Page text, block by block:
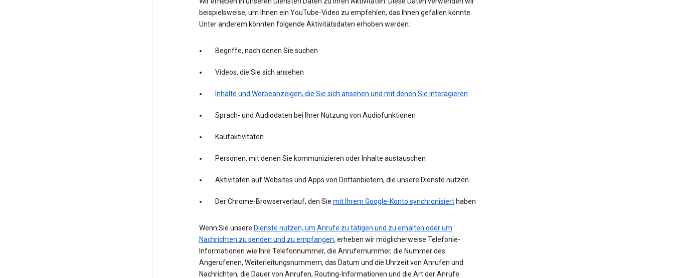
beispielsweise, um Ihnen ein YouTube-Video zu empfehlen, das Ihnen gefallen könnte.
Unter anderem könnten folgende Aktivitätsdaten erhoben werden:
Begriffe, nach denen Sie suchen
Videos, die Sie sich ansehen
Inhalte und Werbeanzeigen, die Sie sich ansehen und mit denen Sie interagieren
Sprach- und Audiodaten bei Ihrer Nutzung von Audiofunktionen
Kaufaktivitäten
Personen, mit denen Sie kommunizieren oder Inhalte austauschen
Aktivitäten auf Websites und Apps von Drittanbietern, die unsere Dienste nutzen
Der Chrome-Browserverlauf, den Sie mit Ihrem Google-Konto synchronisierthaben
Wenn Sie unsere Dienste nutzen, um Anrufe zu tätigen und zu erhalten oder um
Nachrichten zu senden und zu empfangen, erheben wir möglicherweise Telefonie-
Informationen wie Ihre Telefonnummer, die Anrufernummer, die Nummer des
Angerufenen, Weiterleitungsnummern, das Datum und die Uhrzeit von Anrufen und
Nachrichten, die Dauer von Anrufen, Routing-Informationen und die Art der Anrufe.